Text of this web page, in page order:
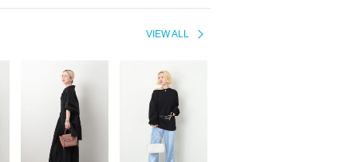
VIEW ALL